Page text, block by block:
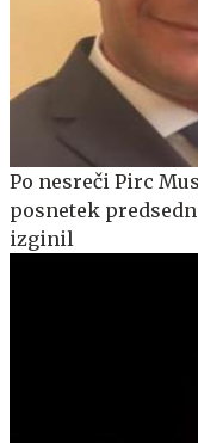
Po nesreči Pirc
posnetek
izginil